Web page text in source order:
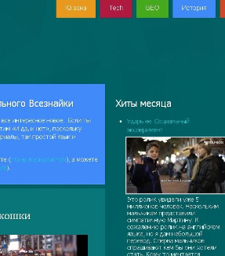
Подпишись на рассылку
Получи электронный "Классный
Укажите имя